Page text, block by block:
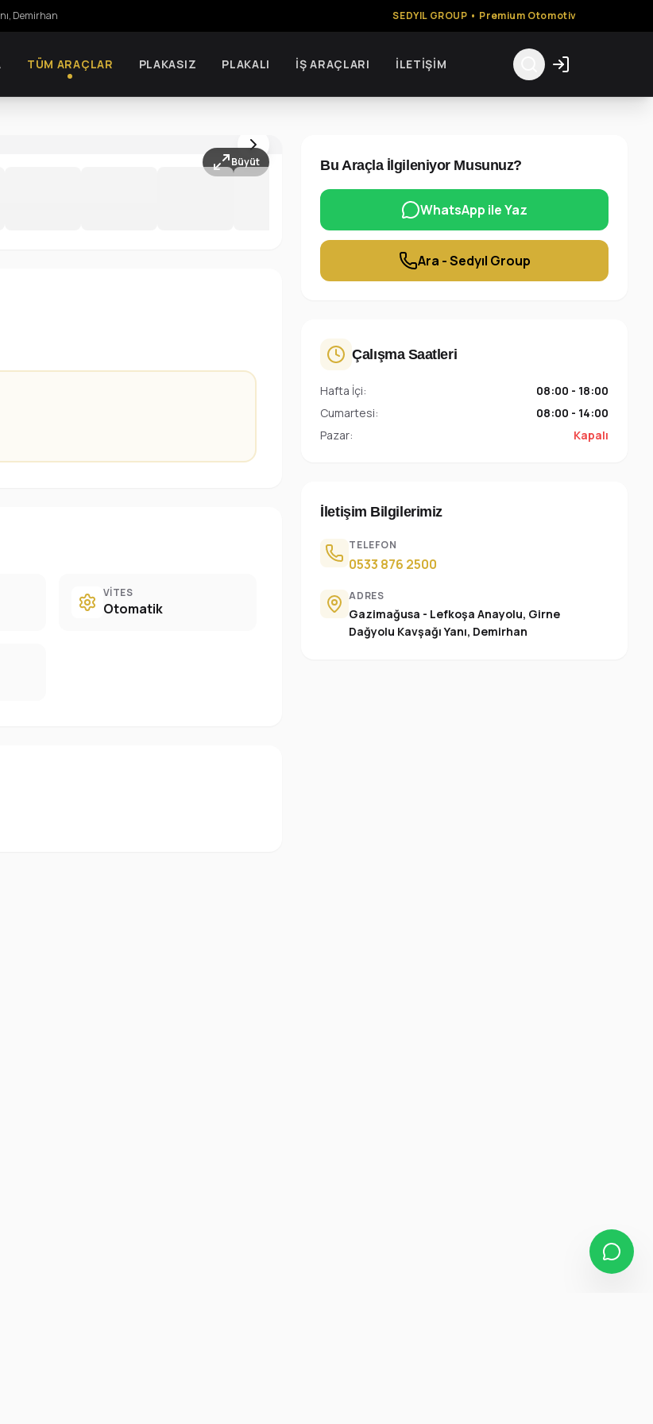
Demirhan SEDYIL GROUP • Premium Otomotiv
TÜM ARAÇLAR PLAKASIZ PLAKALI İŞ ARAÇLARI İLETIŞIM
Büyüt
VITES
Otomatik
Bu Araçla İlgileniyor Musunuz?
WhatsApp ile Yaz
Ara - Sedyıl Group
Çalışma Saatleri
Hafta İçi:
08:00 - 18:00
Cumartesi:
08:00 - 14:00
Pazar:
Kapalı
İletişim Bilgilerimiz
TELEFON
0533 876 2500
ADRES
Gazimağusa - Lefkoşa Anayolu, Girne
Dağyolu Kavşağı Yanı, Demirhan